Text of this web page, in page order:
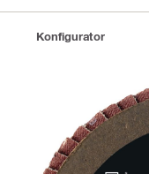
Konfigurator